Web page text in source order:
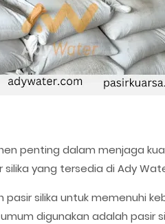
penting dalam menjaga
yang tersedia di Ady
silika untuk memenuhi
digunakan adalah pasir